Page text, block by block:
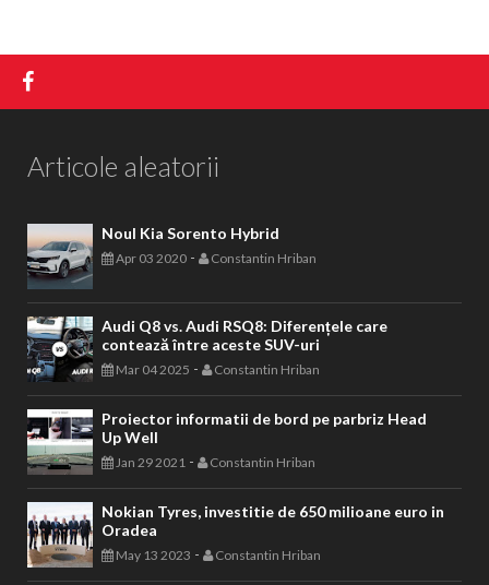
Articole aleatorii
Noul Kia Sorento Hybrid
Apr 03 2020 - Constantin Hriban
Audi Q8 vs. Audi RSQ8: Diferențele care
contează între aceste SUV-uri
Mar 04 2025 - Constantin Hriban
Proiector informatii de bord pe parbriz Head
Up Well
Jan 29 2021 - Constantin Hriban
Nokian Tyres, investitie de 650 milioane euro in
Oradea
May 13 2023 - Constantin Hriban